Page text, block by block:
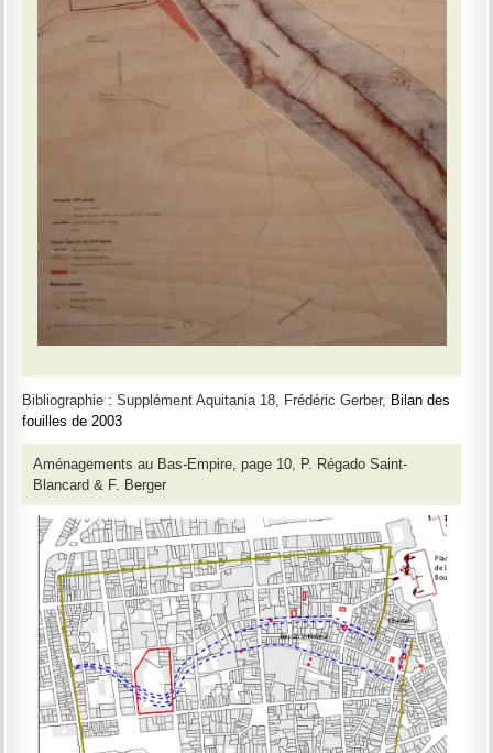
Bibliographie : Supplément Aquitania 18, Frédéric Gerber, Bilan des
fouilles de 2003
Aménagements au Bas-Empire, page 10, P. Régado Saint-
Blancard & F. Berger